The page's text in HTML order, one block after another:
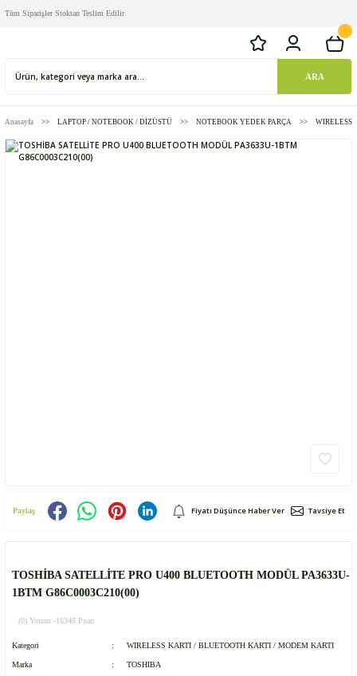
Tüm Siparişler Stoktan Teslim Edilir
ARA
Anasayfa LAPTOP / NOTEBOOK / DİZÜSTÜ NOTEBOOK YEDEK PARÇA WIRELESS
Paylaş Fiyatı Düşünce Haber Ver Tavsiye Et
TOSHİBA SATELLİTE PRO U400 BLUETOOTH MODÜL PA3633U-
1BTM G86C0003C210(00)
(0) Yorum -16348 Puan
Kategori WIRELESS KARTI / BLUETOOTH KARTI / MODEM KARTI
Marka TOSHIBA